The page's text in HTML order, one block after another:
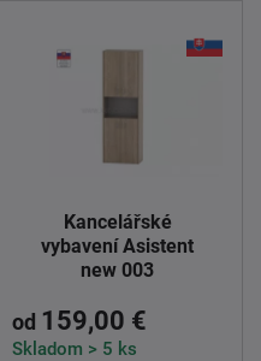
Kancelářské
vybavení Asistent
new 003
od 159,00 €
Skladom > 5 ks